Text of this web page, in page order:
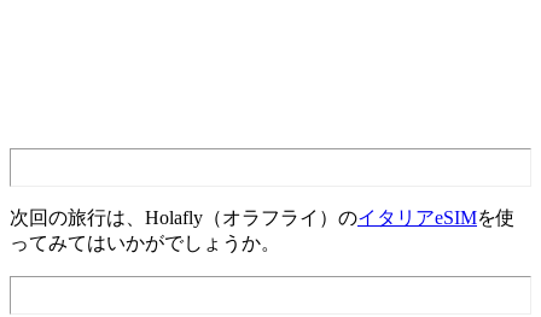
次回の旅行は、Holafly（オラフライ）のイタリアeSIMを使
ってみてはいかがでしょうか。